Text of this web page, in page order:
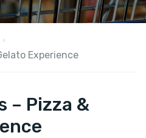
Experience
– Pizza &